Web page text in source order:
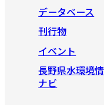
データベース
刊行物
イベント
長野県水環境
ナビ